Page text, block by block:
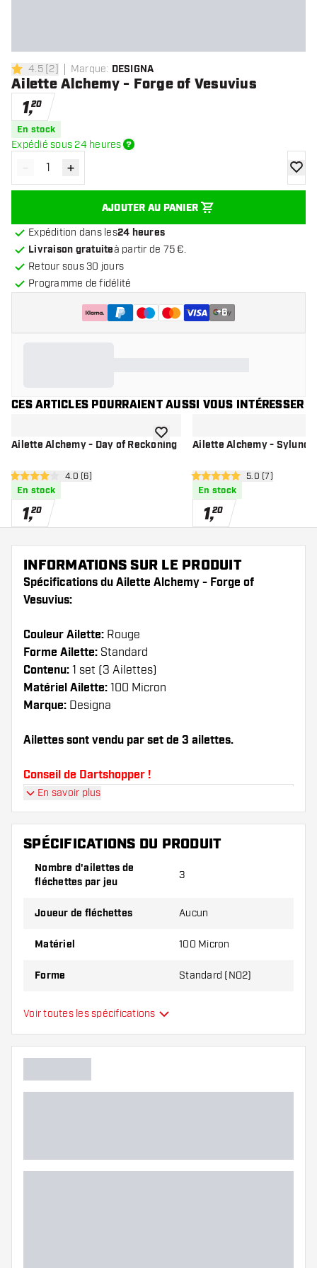
4.5 étoiles de notation
4.5[2] Marque: DESIGNA
Ailette Alchemy - Forge of Vesuvius
1,20
En stock
Expédié sous 24 heures
Diminuer la quantité
- Augmenter la quantité
+
AJOUTER AU PANIER
Expédition dans les24 heures
Livraison gratuiteà partir de 75 €.
Retour sous 30 jours
Programme de fidélité
+6
CES ARTICLES POURRAIENT AUSSI VOUS INTÉRESSER
Ailette Alchemy - Day of Reckoning
ouvrir le panneau des avis
4 étoiles de notation
4.0 (6)
En stock
1,20
ajouter à la liste de souhaits
Ailette Alchemy -
ouvrir le
5 étoiles de notation
5.0 (7)
En stock
1,20
INFORMATIONS SUR LE PRODUIT
Spécifications du Ailette Alchemy - Forge of
Vesuvius:
Couleur Ailette: Rouge
Forme Ailette: Standard
Contenu: 1 set (3 Ailettes)
Matériel Ailette: 100 Micron
Marque: Designa
Ailettes sont vendu par set de 3 ailettes.
Conseil de Dartshopper !
et de tiges. Ils peuvent être endommagés ou
cassés à l'usage.
Essayez une forme, un matériau ou une
la variante qui vous convient le mieux !
En savoir plus
SPÉCIFICATIONS DU PRODUIT
Nombre d'ailettes de
fléchettes par jeu
3
Joueur de fléchettes Aucun
Matériel 100 Micron
Forme Standard (NO2)
Type
Flexibilité
Voir toutes les spécifications